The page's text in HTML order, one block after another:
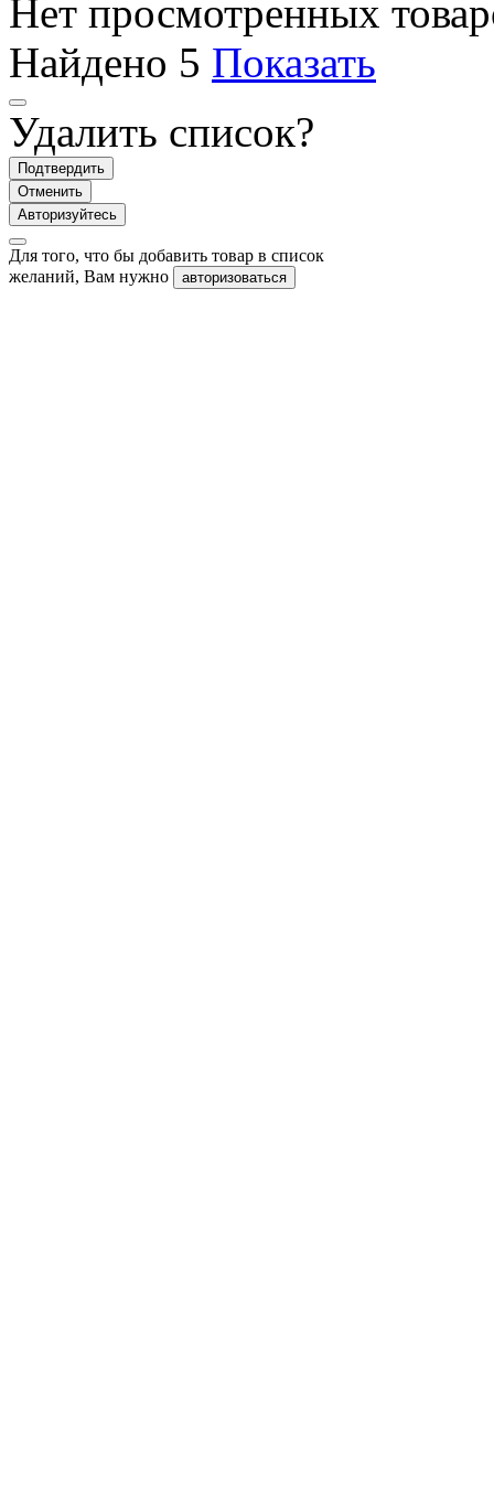
Нет просмотренных
Найдено 5 Показать
Удалить список?
Подтвердить
Отменить
Авторизуйтесь
Для того, что бы добавить товар в список
желаний, Вам нужно
авторизоваться